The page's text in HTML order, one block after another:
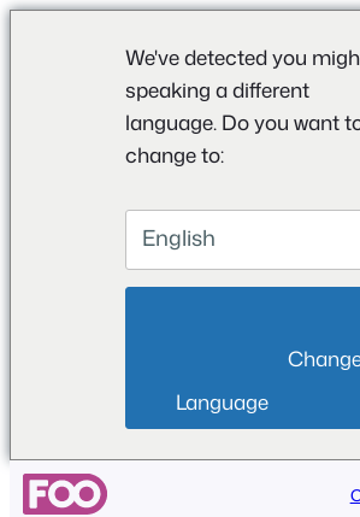
We've detected you
speaking a different
language. Do you want
change to:
English
Language